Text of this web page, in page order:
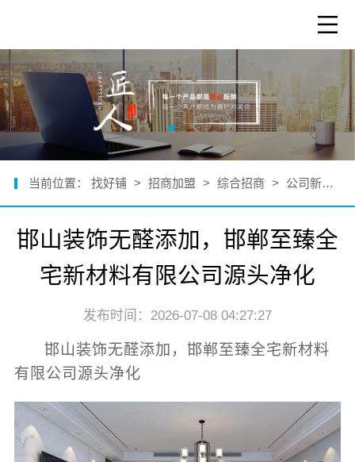
当前位置： 找好铺 > 招商加盟 > 综合招商 > 公司新闻
邯山装饰无醛添加，邯郸至臻全
宅新材料有限公司源头净化
发布时间：2026-07-08 04:27:27
邯山装饰无醛添加，邯郸至臻全宅新材料
有限公司源头净化